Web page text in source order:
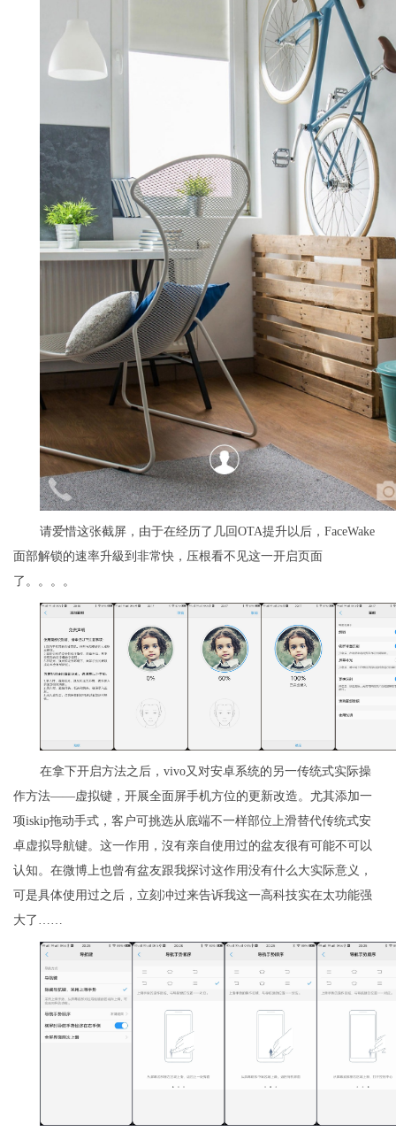
请爱惜这张截屏，由于在经历了几回OTA提升以后，FaceWake
面部解锁的速率升級到非常快，压根看不见这一开启页面
了。。。。
在拿下开启方法之后，vivo又对安卓系统的另一传统式实际操
作方法——虚拟键，开展全面屏手机方位的更新改造。尤其添加一
项iskip拖动手式，客户可挑选从底端不一样部位上滑替代传统式安
卓虚拟导航键。这一作用，沒有亲自使用过的盆友很有可能不可以
认知。在微博上也曾有盆友跟我探讨这作用没有什么大实际意义，
可是具体使用过之后，立刻冲过来告诉我这一高科技实在太功能强
大了……